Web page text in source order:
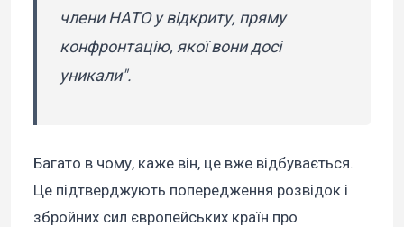
члени НАТО у відкриту, пряму
конфронтацію, якої вони досі
уникали".
Багато в чому, каже він, це вже відбувається.
Це підтверджують попередження розвідок і
збройних сил європейських країн про